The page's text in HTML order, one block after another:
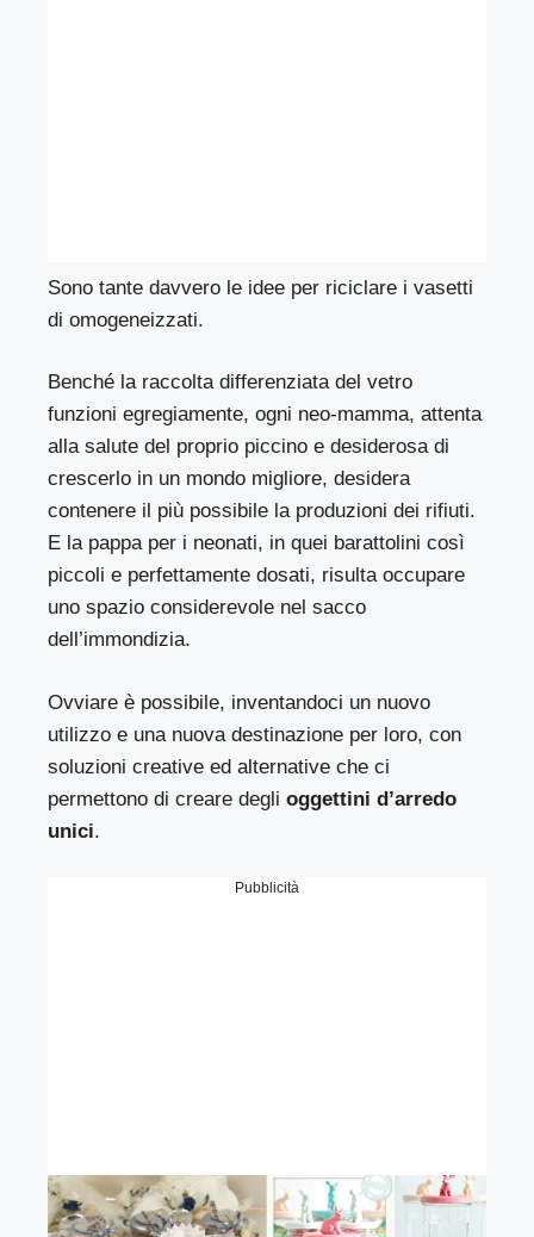
Sono tante davvero le idee per riciclare i vasetti
di omogeneizzati.
Benché la raccolta differenziata del vetro
funzioni egregiamente, ogni neo-mamma, attenta
alla salute del proprio piccino e desiderosa di
crescerlo in un mondo migliore, desidera
contenere il più possibile la produzioni dei rifiuti.
E la pappa per i neonati, in quei barattolini così
piccoli e perfettamente dosati, risulta occupare
uno spazio considerevole nel sacco
dell’immondizia.
Ovviare è possibile, inventandoci un nuovo
utilizzo e una nuova destinazione per loro, con
soluzioni creative ed alternative che ci
permettono di creare deglioggettini d’arredo
unici.
Pubblicità